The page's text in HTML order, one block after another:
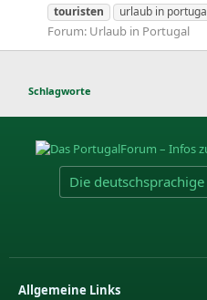
touristen
urlaub in
Forum: Urlaub in Portugal
Schlagworte
Die
Allgemeine Links